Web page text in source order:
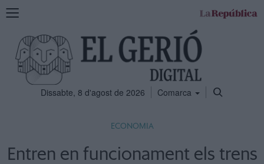
Mostra
navegació
Dissabte, 8 d'agost de 2026 Comarca
ECONOMIA
Entren en funcionament els trens